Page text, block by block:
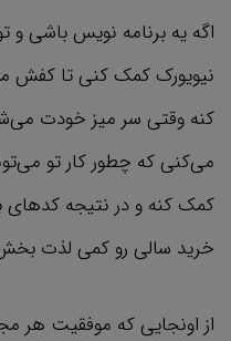
اگه یه برنامه نویس باشی و
نیویورک کمک کنی تا کفش
کنه وقتی سر میز خودت
می‌کنی که چطور کار تو
کمک کنه و در نتیجه
خرید سالی رو کمی لذت
از اونجایی که موفقیت هر